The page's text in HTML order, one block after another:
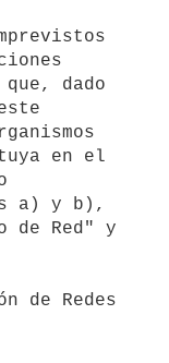
dado
en el
a) y b),
de Red" y
de Redes